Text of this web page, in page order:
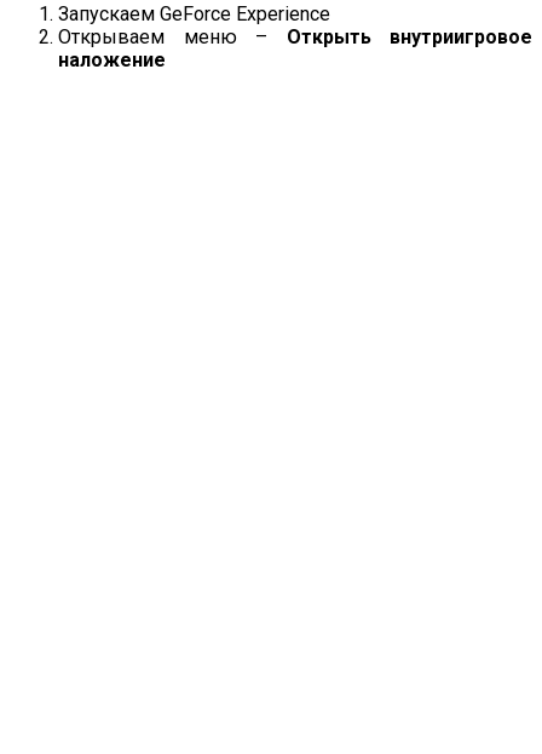
Запускаем GeForce Experience
Открываем меню – Открыть внутриигровое
наложение